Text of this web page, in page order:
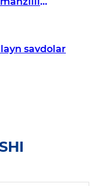
savdolar